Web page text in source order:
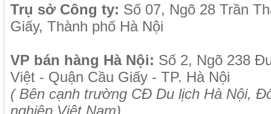
Trụ sở Công ty: Số 07, Ngõ 28 Trần
Giấy, Thành phố Hà Nội
VP bán hàng Hà Nội: Số 2, Ngõ 238
Việt - Quận Cầu Giấy - TP. Hà Nội
( Bên cạnh trường CĐ Du lịch Hà Nội,
nghiệp Việt Nam)